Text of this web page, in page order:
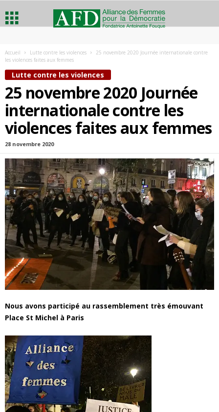
n
Accueil Lutte contre les violences
25 novembre 2020 Journée internationale contre
les violences faites aux femmes
Lutte contre les violences
25 novembre 2020 Journée
internationale contre les
violences faites aux femmes
28 novembre 2020
Nous avons participé au rassemblement très émouvant
Place St Michel à Paris